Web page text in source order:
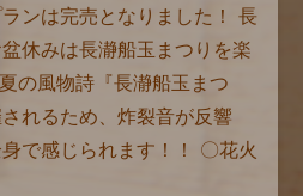
ンは完売となりました！ 長
休みは長瀞船玉まつりを楽
の風物詩『長瀞船玉まつ
れるため、炸裂音が反響
で感じられます！！ 〇花火